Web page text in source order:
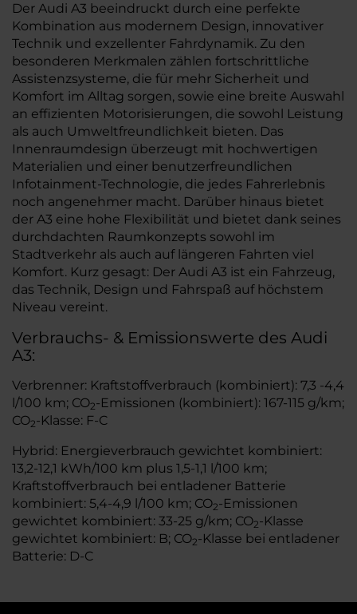
Der Audi A3 beeindruckt durch eine perfekte
Kombination aus modernem Design, innovativer
Technik und exzellenter Fahrdynamik. Zu den
besonderen Merkmalen zählen fortschrittliche
Assistenzsysteme, die für mehr Sicherheit und
Komfort im Alltag sorgen, sowie eine breite Auswahl
an effizienten Motorisierungen, die sowohl Leistung
als auch Umweltfreundlichkeit bieten. Das
Innenraumdesign überzeugt mit hochwertigen
Materialien und einer benutzerfreundlichen
Infotainment-Technologie, die jedes Fahrerlebnis
noch angenehmer macht. Darüber hinaus bietet
der A3 eine hohe Flexibilität und bietet dank seines
durchdachten Raumkonzepts sowohl im
Stadtverkehr als auch auf längeren Fahrten viel
Komfort. Kurz gesagt: Der Audi A3 ist ein Fahrzeug,
das Technik, Design und Fahrspaß auf höchstem
Niveau vereint.
Verbrauchs- & Emissionswerte des Audi
A3:
Verbrenner: Kraftstoffverbrauch (kombiniert): 7,3 -4,4
l/100 km; CO2-Emissionen (kombiniert): 167-115 g/km;
CO2-Klasse: F-C
Hybrid: Energieverbrauch gewichtet kombiniert:
13,2-12,1 kWh/100 km plus 1,5-1,1 l/100 km;
Kraftstoffverbrauch bei entladener Batterie
kombiniert: 5,4-4,9 l/100 km; CO2-Emissionen
gewichtet kombiniert: 33-25 g/km; CO2-Klasse
gewichtet kombiniert: B; CO2-Klasse bei entladener
Batterie: D-C